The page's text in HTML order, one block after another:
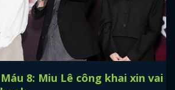
8: Miu Lê công khai xin vai